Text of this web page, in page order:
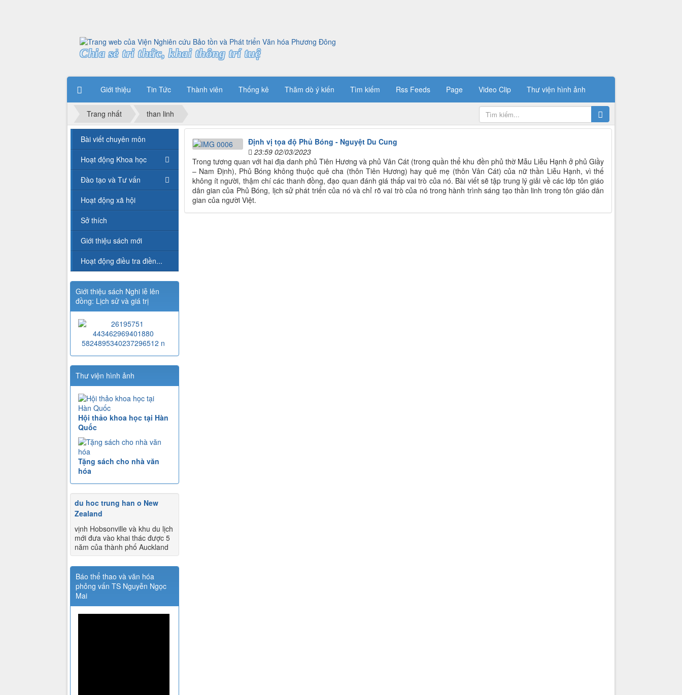
Chia sẻ tri thức, khai thông trí tuệ
Giới thiệu Tin Tức Thành viên Thống kê Thăm dò ý kiến Tìm kiếm Rss Feeds Page Video Clip Thư viện hình ảnh
Trang nhất than linh
Định vị tọa độ Phủ Bóng - Nguyệt Du Cung
23:59 02/03/2023
Trong tương quan với hai địa danh phủ Tiên Hương và phủ Vân Cát (trong quần thể khu đền phủ thờ Mẫu Liễu Hạnh ở phủ Giầy
– Nam Định), Phủ Bóng không thuộc quê cha (thôn Tiên Hương) hay quê mẹ (thôn Vân Cát) của nữ thần Liễu Hạnh, vì thế
không ít người, thậm chí các thanh đồng, đạo quan đánh giá thấp vai trò của nó. Bài viết sẽ tập trung lý giải về các lớp tôn giáo
dân gian của Phủ Bóng, lịch sử phát triển của nó và chỉ rõ vai trò của nó trong hành trình sáng tạo thần linh trong tôn giáo dân
gian của người Việt.
Bài viết chuyên môn
Hoạt động Khoa học
Đào tạo và Tư vấn
Hoạt động xã hội
Sở thích
Giới thiệu sách mới
Hoạt động điều tra điền...
Giới thiệu sách Nghi lễ lên
đồng: Lịch sử và giá trị
Thư viện hình ảnh
Hội thảo khoa học tại Hàn
Quốc
Tặng sách cho nhà văn
hóa
du hoc trung han o New
Zealand
vịnh Hobsonville và khu du lịch
mới đưa vào khai thác được 5
năm của thành phố Auckland
Báo thể thao và văn hóa
phỏng vấn TS Nguyễn Ngọc
Mai